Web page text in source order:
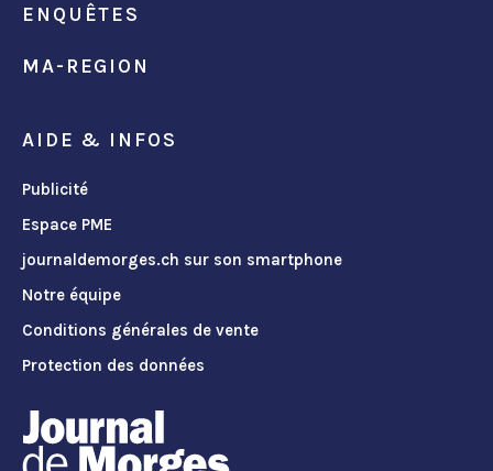
ENQUÊTES
MA-REGION
AIDE & INFOS
Publicité
Espace PME
journaldemorges.ch sur son smartphone
Notre équipe
Conditions générales de vente
Protection des données